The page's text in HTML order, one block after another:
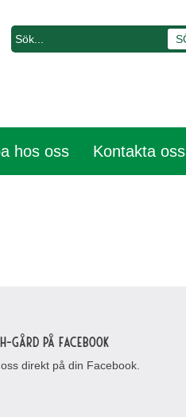
hos oss Kontakta oss
gård på Facebook
direkt på din Facebook.